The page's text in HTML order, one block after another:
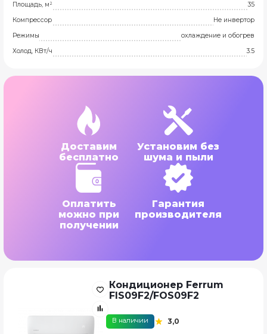
Площадь, м²
35
Компрессор
Не инвертор
Режимы
охлаждение и обогрев
Холод, КВт/ч
3.5
Доставим
бесплатно
Установим без
шума и пыли
Оплатить
можно при
получении
Гарантия
производителя
Кондиционер Ferrum
FIS09F2/FOS09F2
В наличии 3,0